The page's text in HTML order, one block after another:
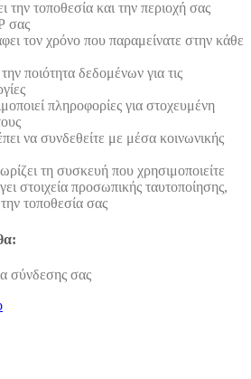
την τοποθεσία και την περιοχή σας
σας
τον χρόνο που παραμείνατε στην κάθε
ποιότητα δεδομένων για τις
πληροφορίες για στοχευμένη
να συνδεθείτε με μέσα κοινωνικής
τη συσκευή που χρησιμοποιείτε
στοιχεία προσωπικής ταυτοποίησης,
τοποθεσία σας
σύνδεσης σας